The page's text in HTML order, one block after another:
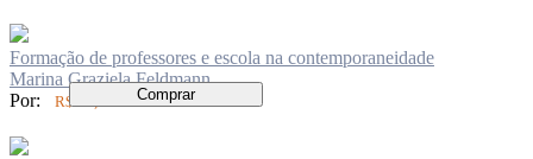
Formação de professores e escola na contemporaneidade
Marina Graziela Feldmann
Por:
R$ 73,00 Comprar